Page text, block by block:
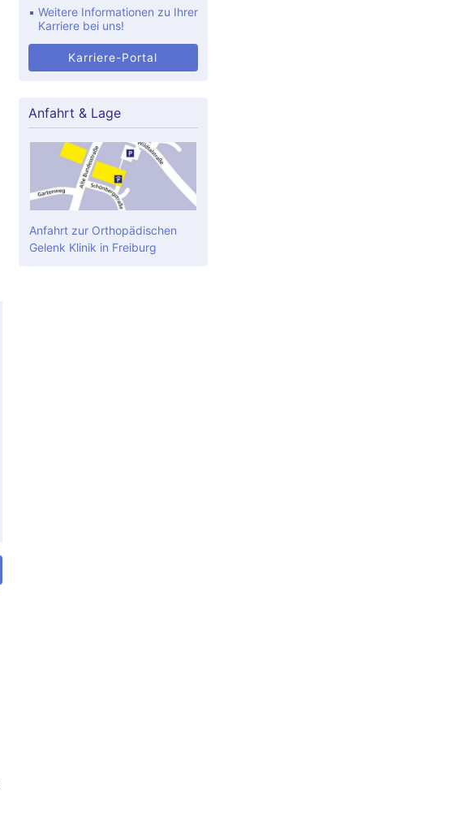
Weitere Informationen zu Ihrer
Karriere bei uns!
Karriere-Portal
Anfahrt & Lage
Anfahrt zur Orthopädischen
Gelenk Klinik in Freiburg